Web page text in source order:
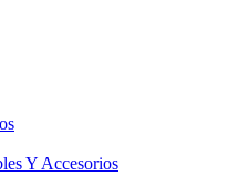
Y Accesorios